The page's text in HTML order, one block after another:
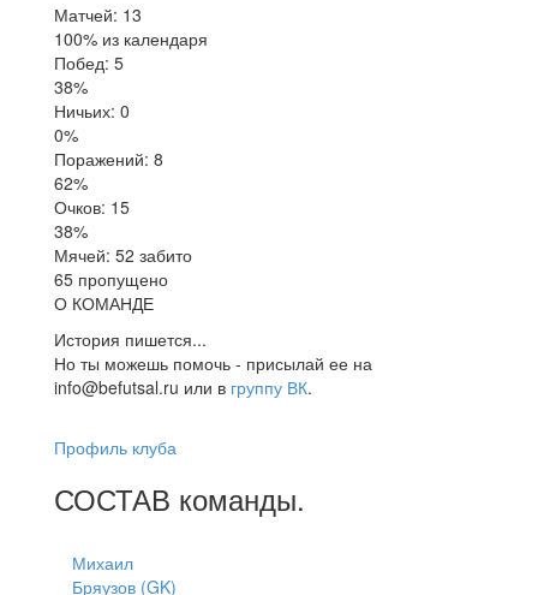
Матчей: 13
100% из календаря
Побед: 5
38%
Ничьих: 0
0%
Поражений: 8
62%
Очков: 15
38%
Мячей: 52 забито
65 пропущено
О КОМАНДЕ
История пишется...
Но ты можешь помочь - присылай ее на
info@befutsal.ru или в группу ВК.
Профиль клуба
СОСТАВ команды.
Михаил
Бряузов (GK)